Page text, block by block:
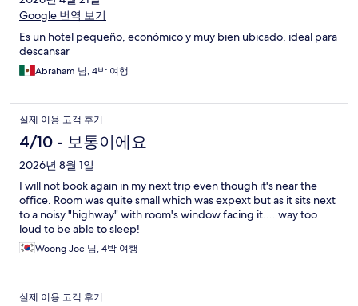
Google 번역 보기
Es un hotel pequeño, económico y muy bien ubicado, ideal para
descansar
Abraham 님, 4박 여행
실제 이용 고객 후기
4/10 - 보통이에요
2026년 8월 1일
I will not book again in my next trip even though it's near the
office. Room was quite small which was expext but as it sits next
to a noisy "highway" with room's window facing it.... way too
loud to be able to sleep!
Woong Joe 님, 4박 여행
실제 이용 고객 후기